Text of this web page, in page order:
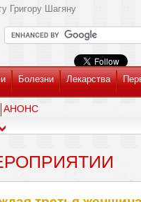
Григору Шагяну
Болезни Лекарства
АНОНС